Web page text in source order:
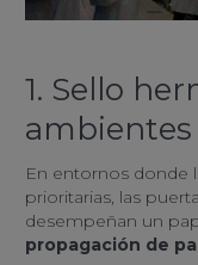
1. Sello
ambientes
En entornos donde
prioritarias, las
desempeñan un
propagación de